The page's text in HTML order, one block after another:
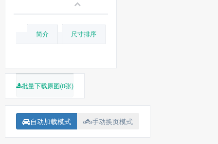
简介 尺寸排序
批量下载原图(0张)
自动加载模式 手动换页模式